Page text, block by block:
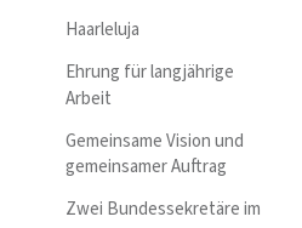
Haarleluja
Ehrung für langjährige
Arbeit
Gemeinsame Vision und
gemeinsamer Auftrag
Zwei Bundessekretäre im